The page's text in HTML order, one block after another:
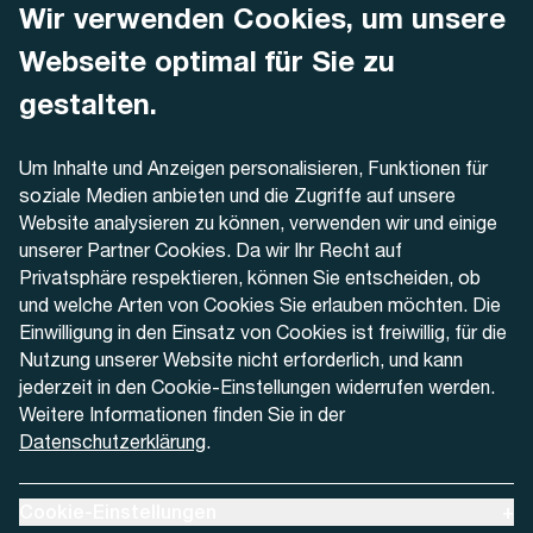
Wir verwenden Cookies, um unsere
Webseite optimal für Sie zu
gestalten.
Um Inhalte und Anzeigen personalisieren, Funktionen für
soziale Medien anbieten und die Zugriffe auf unsere
Website analysieren zu können, verwenden wir und einige
unserer Partner Cookies. Da wir Ihr Recht auf
Privatsphäre respektieren, können Sie entscheiden, ob
und welche Arten von Cookies Sie erlauben möchten. Die
Einwilligung in den Einsatz von Cookies ist freiwillig, für die
Nutzung unserer Website nicht erforderlich, und kann
jederzeit in den Cookie-Einstellungen widerrufen werden.
Weitere Informationen finden Sie in der
Datenschutzerklärung.
AREMO
Dornacherstrasse 48
4500 Solothurn
+41 32 622 37 22
Kontaktformular
Aktuell
Medien